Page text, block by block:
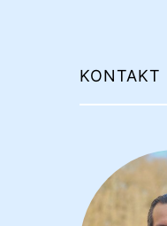
KONTAKT